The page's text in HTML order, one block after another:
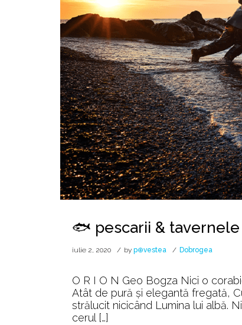
🐟 pescarii &
iulie 2, 2020 by p⊕vestea Dobrogea
O R I O N Geo Bogza Nici o
Atât de pură şi elegantă fregată,
strălucit nicicând Lumina lui albă.
cerul […]